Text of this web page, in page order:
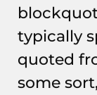
typically
quoted
some